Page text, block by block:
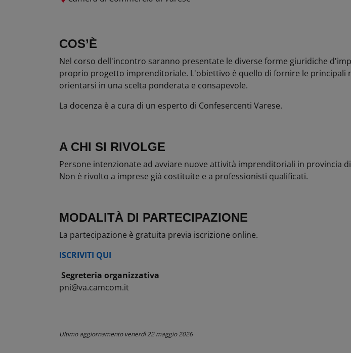
COS’È
Nel corso dell'incontro saranno presentate le diverse forme giuridiche
proprio progetto imprenditoriale. L'obiettivo è quello di fornire le
orientarsi in una scelta ponderata e consapevole.
La docenza è a cura di un esperto di Confesercenti Varese.
A CHI SI RIVOLGE
Persone intenzionate ad avviare nuove attività imprenditoriali in
Non è rivolto a imprese già costituite e a professionisti qualificati.
MODALITÀ DI PARTECIPAZIONE
La partecipazione è gratuita previa iscrizione online.
ISCRIVITI QUI
Segreteria organizzativa
pni@va.camcom.it
Ultimo aggiornamentovenerdì 22 maggio 2026